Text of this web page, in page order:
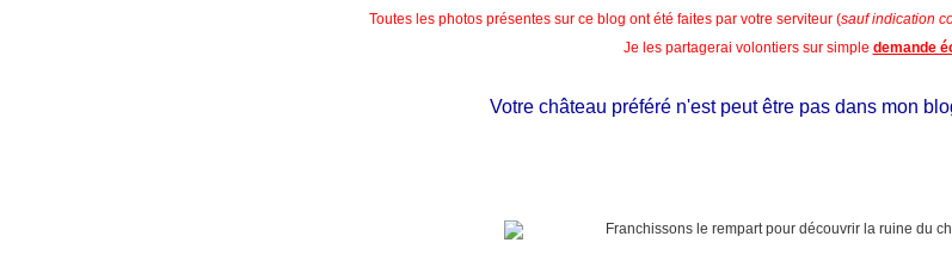
Toutes les photos présentes sur ce blog ont été faites par votre serviteur (sauf indication
Je les partagerai volontiers sur simple demande
Votre château préféré n'est peut être pas dans mon